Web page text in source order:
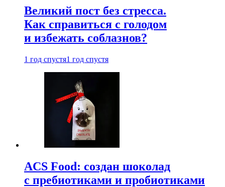
Великий пост без стресса.
Как справиться с голодом
и избежать соблазнов?
1 год спустя1 год спустя
ACS Food: создан шоколад
с пребиотиками и пробиотиками